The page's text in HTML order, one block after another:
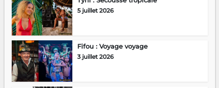
5 juillet 2026
Fifou : Voyage voyage
3 juillet 2026